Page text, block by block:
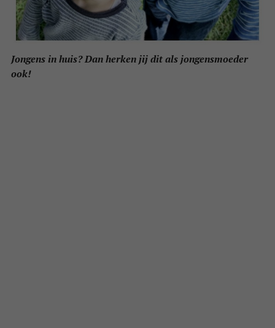
Jongens in huis? Dan herken jij dit als jongensmoeder
ook!